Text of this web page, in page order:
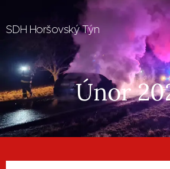
SDH Horšovský Týn
Únor